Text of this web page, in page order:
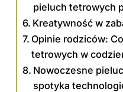
pieluch tetrowych
Kreatywność w
Opinie rodziców:
tetrowych w
Nowoczesne
spotyka